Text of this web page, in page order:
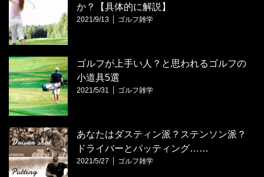
か？【具体的に解説】
2021/9/13 ゴルフ雑学
ゴルフが上手い人？と思われるゴルフの
小道具5選
2021/5/31 ゴルフ雑学
あなたはダスティン派？ステンソン派？
ドライバーとパッティング……
2021/5/27 ゴルフ雑学